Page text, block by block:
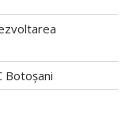
Botoșani